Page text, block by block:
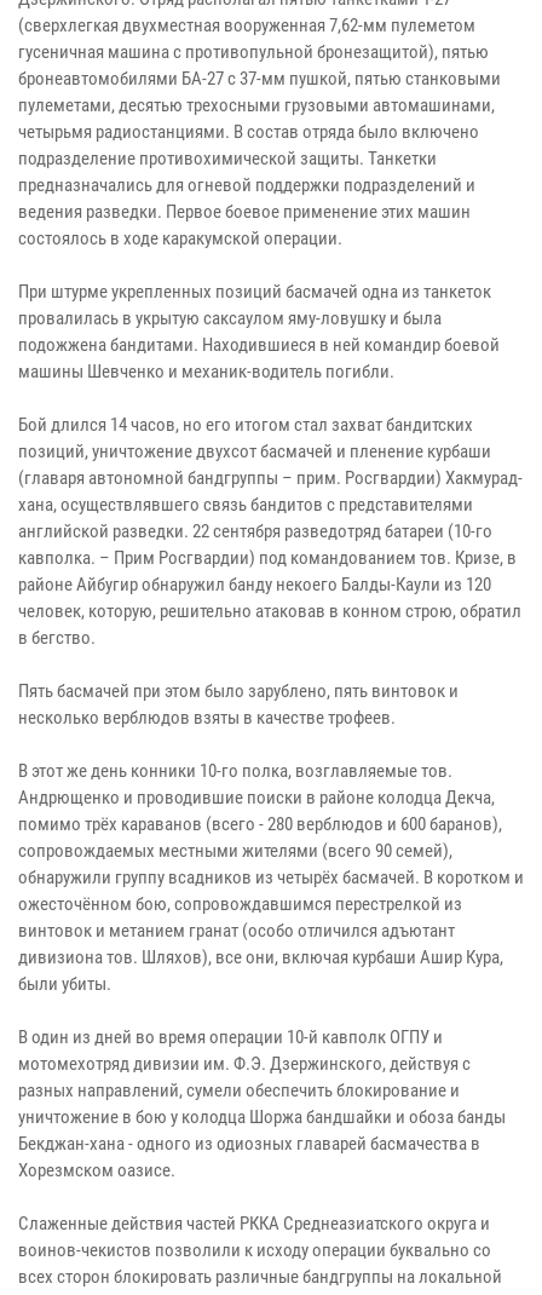
(сверхлегкая двухместная вооруженная 7,62-мм пулеметом
гусеничная машина с противопульной бронезащитой), пятью
бронеавтомобилями БА-27 с 37-мм пушкой, пятью станковыми
пулеметами, десятью трехосными грузовыми автомашинами,
четырьмя радиостанциями. В состав отряда было включено
подразделение противохимической защиты. Танкетки
предназначались для огневой поддержки подразделений и
ведения разведки. Первое боевое применение этих машин
состоялось в ходе каракумской операции.
При штурме укрепленных позиций басмачей одна из танкеток
провалилась в укрытую саксаулом яму-ловушку и была
подожжена бандитами. Находившиеся в ней командир боевой
машины Шевченко и механик-водитель погибли.
Бой длился 14 часов, но его итогом стал захват бандитских
позиций, уничтожение двухсот басмачей и пленение курбаши
(главаря автономной бандгруппы – прим. Росгвардии) Хакмурад-
хана, осуществлявшего связь бандитов с представителями
английской разведки. 22 сентября разведотряд батареи (10-го
кавполка. – Прим Росгвардии) под командованием тов. Кризе, в
районе Айбугир обнаружил банду некоего Балды-Каули из 120
человек, которую, решительно атаковав в конном строю, обратил
в бегство.
Пять басмачей при этом было зарублено, пять винтовок и
несколько верблюдов взяты в качестве трофеев.
В этот же день конники 10-го полка, возглавляемые тов.
Андрющенко и проводившие поиски в районе колодца Декча,
помимо трёх караванов (всего - 280 верблюдов и 600 баранов),
сопровождаемых местными жителями (всего 90 семей),
обнаружили группу всадников из четырёх басмачей. В коротком и
ожесточённом бою, сопровождавшимся перестрелкой из
винтовок и метанием гранат (особо отличился адъютант
дивизиона тов. Шляхов), все они, включая курбаши Ашир Кура,
были убиты.
В один из дней во время операции 10-й кавполк ОГПУ и
мотомехотряд дивизии им. Ф.Э. Дзержинского, действуя с
разных направлений, сумели обеспечить блокирование и
уничтожение в бою у колодца Шоржа бандшайки и обоза банды
Бекджан-хана - одного из одиозных главарей басмачества в
Хорезмском оазисе.
Слаженные действия частей РККА Среднеазиатского округа и
воинов-чекистов позволили к исходу операции буквально со
всех сторон блокировать различные бандгруппы на локальной